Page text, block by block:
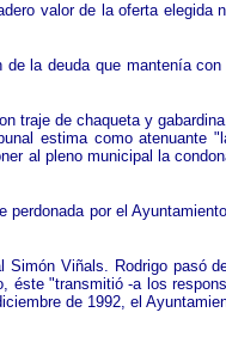
valor de la oferta elegida
la deuda que mantenía
traje de chaqueta y
estima como atenuante
al pleno municipal la
por el
Viñals. Rodrigo pasó
éste "transmitió -a los
de 1992, el